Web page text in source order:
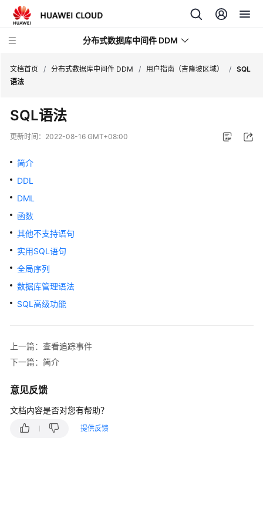
分布式数据库中间件 DDM
新
动
务
公
告
产
品
介
绍
计
明
快
入
门
用
文档首页 / 分布式数据库中间件 DDM / 用户指南（吉隆坡区域） / SQL
语法
SQL语法
更新时间： 2022-08-16 GMT+08:00
简介
DDL
DML
函数
其他不支持语句
实用SQL语句
全局序列
数据库管理语法
SQL高级功能
上一篇：查看追踪事件
下一篇：简介
意见反馈
文档内容是否对您有帮助？
提供反馈